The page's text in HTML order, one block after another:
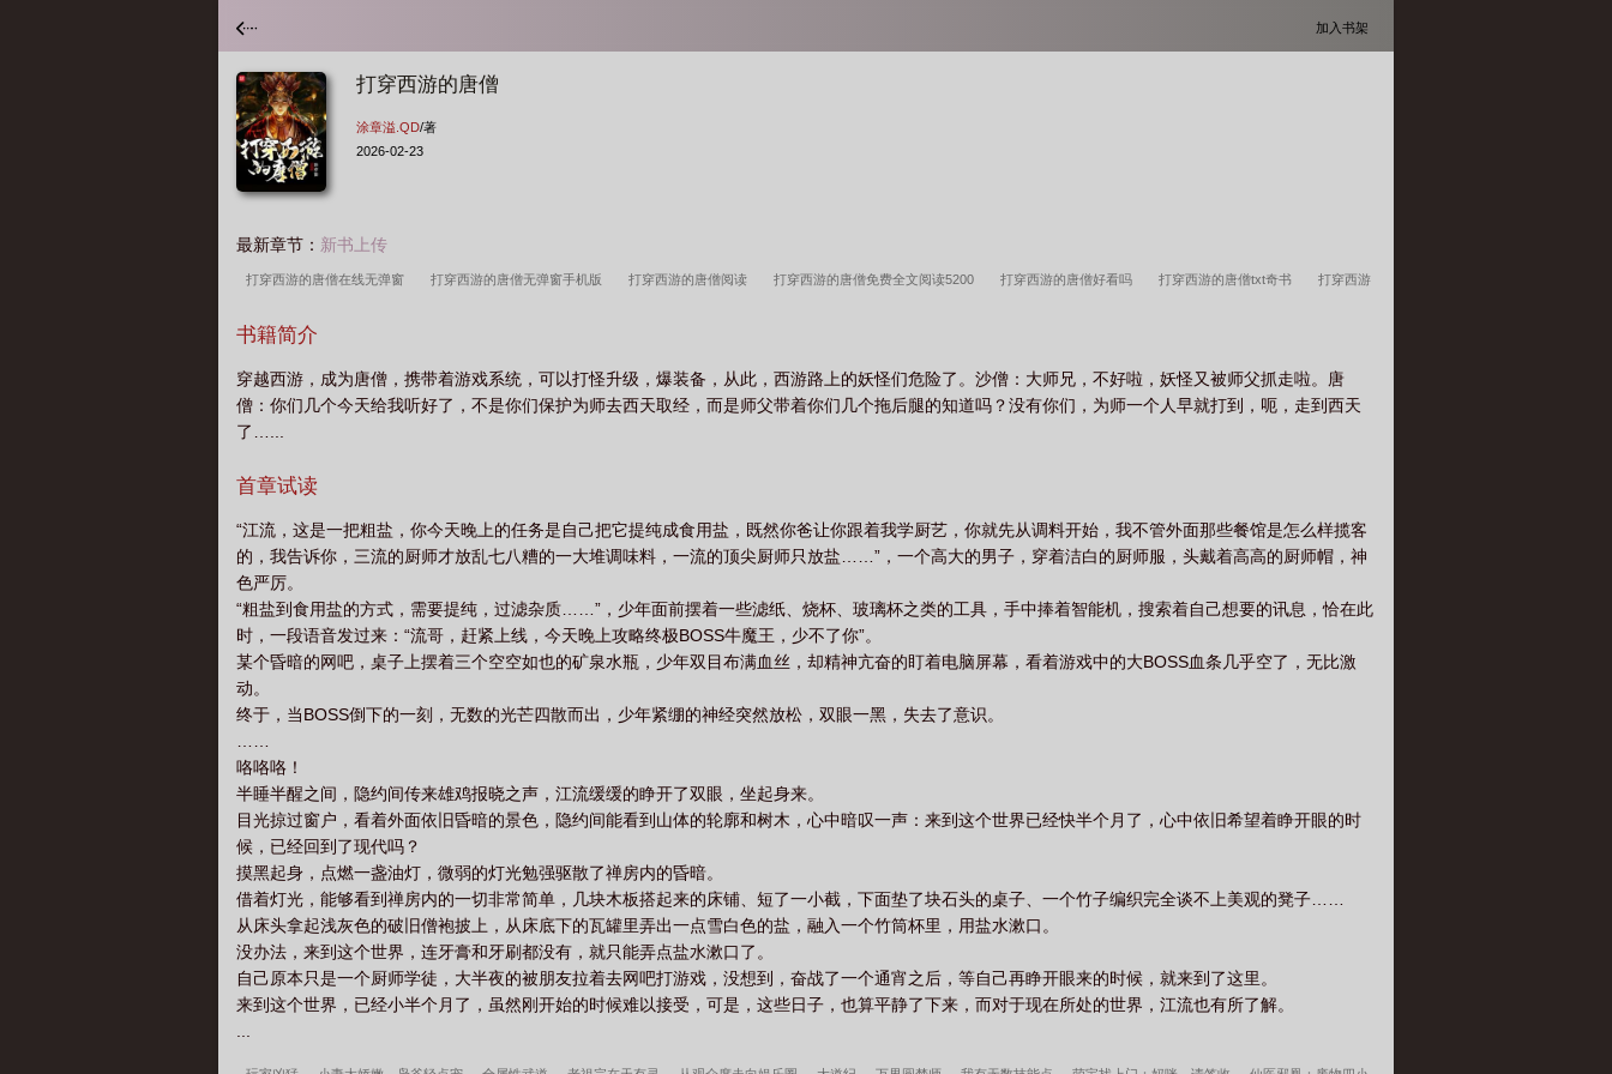
加入书架
打穿西游的唐僧
涂章溢.QD/著
2026-02-23
最新章节： 新书上传
打穿西游的唐僧在线无弹窗 打穿西游的唐僧无弹窗手机版 打穿西游的唐僧阅读 打穿西游的唐僧免费全文阅读5200 打穿西游的唐僧好看吗 打穿西游的唐僧txt奇书 打穿西游
网 打穿西游的唐僧免费阅读无弹窗
读软件 打穿西游的唐僧无错版 打穿西游的唐僧百度百科 打穿西游的唐僧笔趣阁免费阅读 打穿西游的唐僧 聚合中文网 打穿西游的唐僧笔趣阁5200 打穿西游的唐僧最新章节
在线阅读 打穿西游的唐僧最新章节更新 打穿西游的唐僧女主几个 打穿西游的唐僧精校版 打穿西游的唐僧txt 打穿西游的唐僧笔趣阁手机版 打穿西游的唐僧是谁 打穿西游
游的唐僧免费
弹窗 打穿西游的唐僧全文免费阅读软件 打穿西游的唐僧无弹窗最新章节 打穿西游的唐僧全本 打穿西游的唐僧手打无错字版 打穿西游的唐僧免费阅读 打穿西游的唐僧 涂章
溢.QD
书籍简介
穿越西游，成为唐僧，携带着游戏系统，可以打怪升级，爆装备，从此，西游路上的妖怪们危险了。沙僧：大师兄，不好啦，妖怪又被师父抓走啦。唐
僧：你们几个今天给我听好了，不是你们保护为师去西天取经，而是师父带着你们几个拖后腿的知道吗？没有你们，为师一个人早就打到，呃，走到西天
了…...
首章试读
“江流，这是一把粗盐，你今天晚上的任务是自己把它提纯成食用盐，既然你爸让你跟着我学厨艺，你就先从调料开始，我不管外面那些餐馆是怎么样揽客
的，我告诉你，三流的厨师才放乱七八糟的一大堆调味料，一流的顶尖厨师只放盐……”，一个高大的男子，穿着洁白的厨师服，头戴着高高的厨师帽，神
色严厉。
“粗盐到食用盐的方式，需要提纯，过滤杂质……”，少年面前摆着一些滤纸、烧杯、玻璃杯之类的工具，手中捧着智能机，搜索着自己想要的讯息，恰在此
时，一段语音发过来：“流哥，赶紧上线，今天晚上攻略终极BOSS牛魔王，少不了你”。
某个昏暗的网吧，桌子上摆着三个空空如也的矿泉水瓶，少年双目布满血丝，却精神亢奋的盯着电脑屏幕，看着游戏中的大BOSS血条几乎空了，无比激
动。
终于，当BOSS倒下的一刻，无数的光芒四散而出，少年紧绷的神经突然放松，双眼一黑，失去了意识。
咯咯咯！
半睡半醒之间，隐约间传来雄鸡报晓之声，江流缓缓的睁开了双眼，坐起身来。
目光掠过窗户，看着外面依旧昏暗的景色，隐约间能看到山体的轮廓和树木，心中暗叹一声：来到这个世界已经快半个月了，心中依旧希望着睁开眼的时
候，已经回到了现代吗？
摸黑起身，点燃一盏油灯，微弱的灯光勉强驱散了禅房内的昏暗。
借着灯光，能够看到禅房内的一切非常简单，几块木板搭起来的床铺、短了一小截，下面垫了块石头的桌子、一个竹子编织完全谈不上美观的凳子……
从床头拿起浅灰色的破旧僧袍披上，从床底下的瓦罐里弄出一点雪白色的盐，融入一个竹筒杯里，用盐水漱口。
没办法，来到这个世界，连牙膏和牙刷都没有，就只能弄点盐水漱口了。
自己原本只是一个厨师学徒，大半夜的被朋友拉着去网吧打游戏，没想到，奋战了一个通宵之后，等自己再睁开眼来的时候，就来到了这里。
来到这个世界，已经小半个月了，虽然刚开始的时候难以接受，可是，这些日子，也算平静了下来，而对于现在所处的世界，江流也有所了解。